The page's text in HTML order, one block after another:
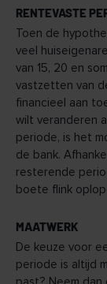
RENTEVASTE
Toen de
veel
van 15, 20 en
vastzetten van
financieel aan
wilt veranderen
periode, is het
de bank.
resterende
boete flink
MAATWERK
De keuze voor
periode is altijd